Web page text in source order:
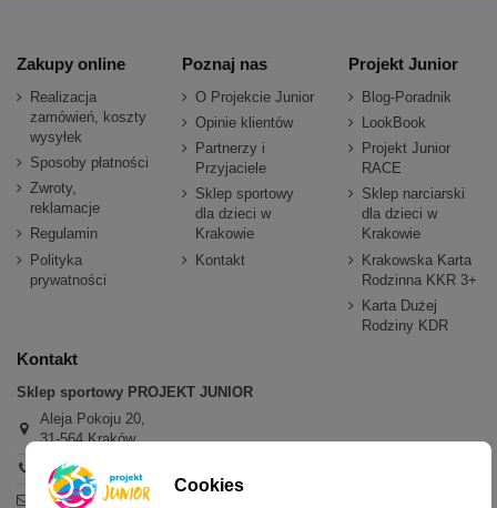
Zakupy online
Realizacja
zamówień, koszty
wysyłek
Sposoby płatności
Zwroty,
reklamacje
Regulamin
Polityka
prywatności
Poznaj nas
O Projekcie Junior
Opinie klientów
Partnerzy i
Przyjaciele
Sklep sportowy
dla dzieci w
Krakowie
Kontakt
Projekt Junior
Blog-Poradnik
LookBook
Projekt Junior
RACE
Sklep narciarski
dla dzieci w
Krakowie
Krakowska Karta
Rodzinna KKR 3+
Karta Dużej
Rodziny KDR
Kontakt
Sklep sportowy PROJEKT JUNIOR
Aleja Pokoju 20,
31-564 Kraków
+48 600 779 897
sklep@projektjunior.pl
Cookies